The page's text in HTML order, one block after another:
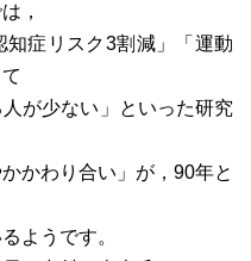
査では，
知症リスク3割減」「運動
』行って
が少ない」といった研究
かわり合い」が，90年と
ときに，
ようです。